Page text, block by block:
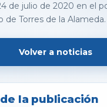
de julio de 2020 en el
Torres de la Alameda.
Volver a noticias
la publicación